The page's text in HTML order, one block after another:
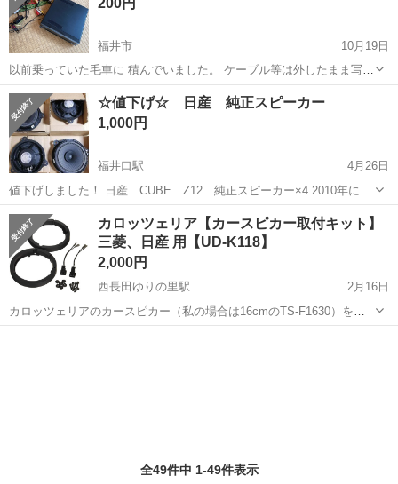
福井市
10月19日
以前乗っていた毛車に 積んでいました。 ケーブル等は外したまま写真
にある物が 全てです。
福井 福井市 カーオーディオ デッキ
☆値下げ☆ 日産 純正スピーカー
1,000円
福井口駅
4月26日
値下げしました！ 日産 CUBE Z12 純正スピーカー×4 2010年に新
車購入しましたが、別スピーカーをつけたため未使用のまま保管して
いました。
福井 カーオーディオ CUBE
カロッツェリア【カースピカー取付キット】
三菱、日産 用【UD-K118】
2,000円
西長田ゆりの里駅
2月16日
カロッツェリアのカースピカー（私の場合は16cmのTS-F1630）を純
正スピーカーと交換する際に必要となる、バッフル、変換コネクタ、
全49件中 1-49件表示